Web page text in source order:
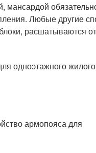
Любые другие
расшатываются
одноэтажного